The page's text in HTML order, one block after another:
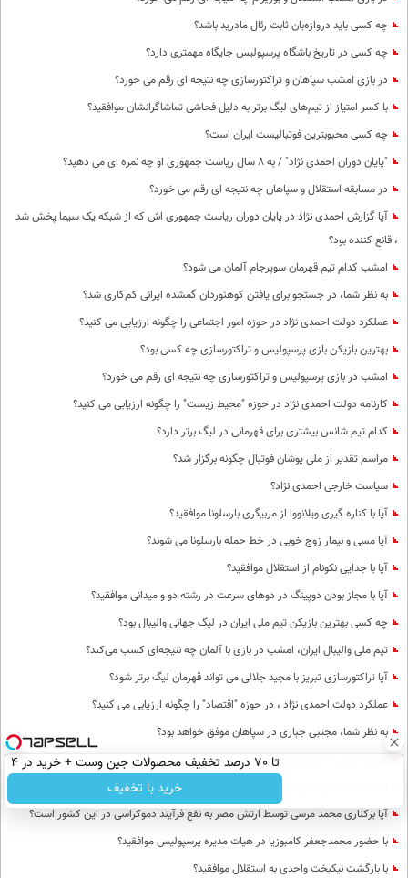
چه کسی باید دروازه‌بان ثابت رئال مادرید باشد؟
چه کسی در تاریخ باشگاه پرسپولیس جایگاه مهمتری دارد؟
در بازی امشب سپاهان و تراکتورسازی چه نتیجه ای رقم می خورد؟
با کسر امتیاز از تیم‌های لیگ برتر به دلیل فحاشی تماشاگرانشان موافقید؟
چه کسی محبوبترین فوتبالیست ایران است؟
"پایان دوران احمدی نژاد" / به 8 سال ریاست جمهوری او چه نمره ای می دهید؟
در مسابقه استقلال و سپاهان چه نتیجه ای رقم می خورد؟
آیا گزارش احمدی نژاد در پایان دوران ریاست جمهوری اش که از شبکه یک سیما پخش شد
، قانع کننده بود؟
امشب کدام تیم قهرمان سوپرجام آلمان می شود؟
به نظر شما، در جستجو برای یافتن کوهنوردان گمشده ایرانی کم‌کاری شد؟
عملکرد دولت احمدی نژاد در حوزه امور اجتماعی را چگونه ارزیابی می کنید؟
بهترین بازیکن بازی پرسپولیس و تراکتورسازی چه کسی بود؟
امشب در بازی پرسپولیس و تراکتورسازی چه نتیجه ای رقم می خورد؟
کارنامه دولت احمدی نژاد در حوزه "محیط زیست" را چگونه ارزیابی می کنید؟
کدام تیم شانس بیشتری برای قهرمانی در لیگ برتر دارد؟
مراسم تقدیر از ملی پوشان فوتبال چگونه برگزار شد؟
سیاست خارجی احمدی نژاد؟
آیا با کناره گیری ویلانووا از مربیگری بارسلونا موافقید؟
آیا مسی و نیمار زوج خوبی در خط حمله بارسلونا می شوند؟
آیا با جدایی نکونام از استقلال موافقید؟
آیا با مجاز بودن دوپینگ در دوهای سرعت در رشته دو و میدانی موافقید؟
چه کسی بهترین بازیکن تیم ملی ایران در لیگ جهانی والیبال بود؟
تیم ملی والیبال ایران، امشب در بازی با آلمان چه نتیجه‌ای کسب می‌کند؟
آیا تراکتورسازی تبریز با مجید جلالی می تواند قهرمان لیگ برتر شود؟
عملکرد دولت احمدی نژاد ، در حوزه "اقتصاد" را چگونه ارزیابی می کنید؟
به نظر شما، مجتبی جباری در سپاهان موفق خواهد بود؟
عملکرد دولت احمدی نژاد ، در حوزه "فرهنگ" را چگونه ارزیابی می کنید؟
امشب در دومین بازی والیبال ایران و کوبا، کدام تیم برنده می شود؟
آیا برکناری محمد مرسی توسط ارتش مصر به نفع فرآیند دموکراسی در این کشور است؟
با حضور محمدجعفر کامبوزیا در هیات مدیره پرسپولیس موافقید؟
با بازگشت نیکبخت واحدی به استقلال موافقید؟
تا 70 درصد تخفیف محصولات جین وست + خرید در 4
قسط
خرید با تخفیف